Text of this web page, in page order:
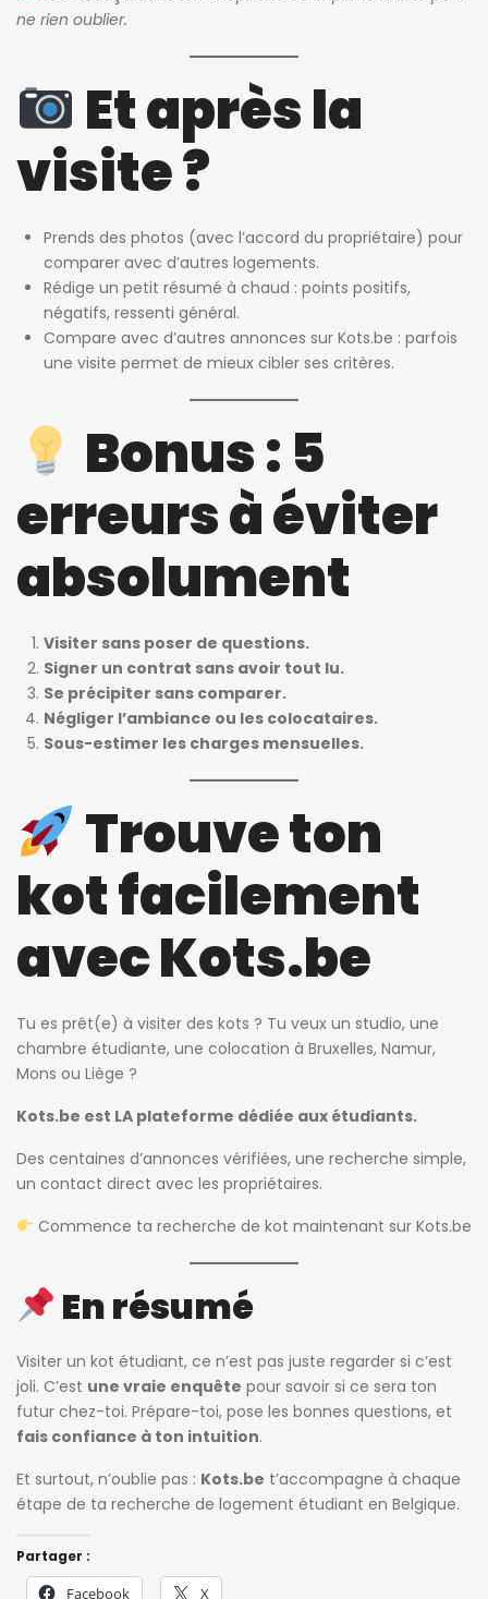
ne rien oublier.
Et après la
visite ?
Prends des photos (avec l’accord du propriétaire) pour
comparer avec d’autres logements.
Rédige un petit résumé à chaud : points positifs,
négatifs, ressenti général.
Compare avec d’autres annonces sur Kots.be : parfois
une visite permet de mieux cibler ses critères.
Bonus : 5
erreurs à éviter
absolument
Visiter sans poser de questions.
Signer un contrat sans avoir tout lu.
Se précipiter sans comparer.
Négliger l’ambiance ou les colocataires.
Sous-estimer les charges mensuelles.
Trouve ton
kot facilement
avec Kots.be
Tu es prêt(e) à visiter des kots ? Tu veux un studio, une
chambre étudiante, une colocation à Bruxelles, Namur,
Mons ou Liège ?
Kots.be est LA plateforme dédiée aux étudiants.
Des centaines d’annonces vérifiées, une recherche simple,
un contact direct avec les propriétaires.
Commence ta recherche de kot maintenant sur Kots.be
En résumé
Visiter un kot étudiant, ce n’est pas juste regarder si c’est
joli. C’est une vraie enquête pour savoir si ce sera ton
futur chez-toi. Prépare-toi, pose les bonnes questions, et
fais confiance à ton intuition.
Et surtout, n’oublie pas : Kots.be t’accompagne à chaque
étape de ta recherche de logement étudiant en Belgique.
Partager :
Facebook X